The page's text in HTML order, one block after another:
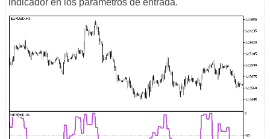
indicador en los parámetros de entrada.